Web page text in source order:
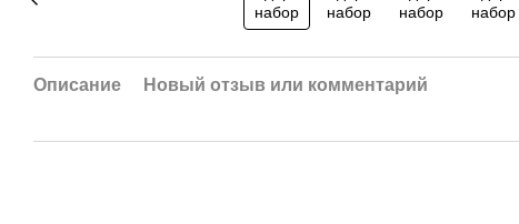
Описание Новый отзыв или комментарий